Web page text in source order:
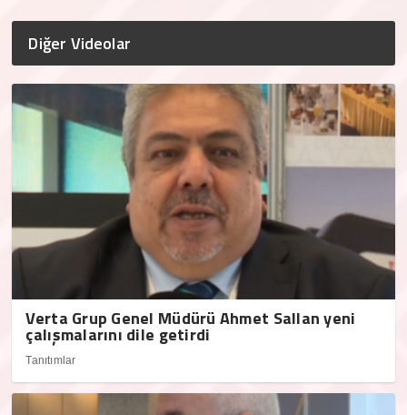
Diğer Videolar
Verta Grup Genel Müdürü Ahmet Sallan yeni
çalışmalarını dile getirdi
Tanıtımlar